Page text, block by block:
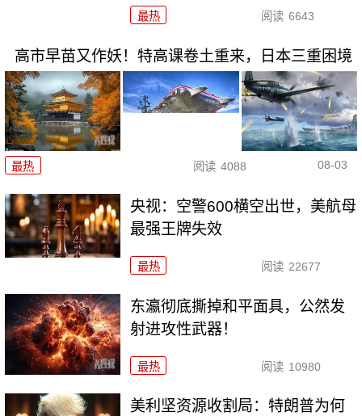
最热 阅读 6643
高市早苗又作妖！特高课卷土重来，日本三重困境
最热 阅读 4088 08-03
央视：空警600横空出世，美航母
最强王牌失效
最热 阅读 22677
东瀛彻底撕掉和平面具，公然发
射进攻性武器！
最热 阅读 10980
美利坚资源收割局：特朗普为何